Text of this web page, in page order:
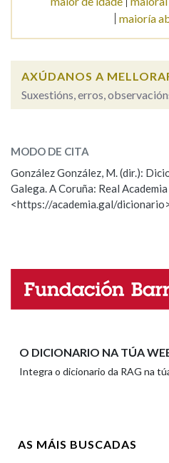
maioría
AXÚDANOS A
Suxestións, erros,
ESCOLLE UNHA OPCIÓN:
Observación Hai un
Propoño mellorar a
Nome
MODO DE CITA
González González, M. (dir.):
Galega. A Coruña: Real
<https://academia.gal/
O DICIONARIO NA TÚA
Integra o dicionario da RAG na
AS MÁIS BUSCADAS